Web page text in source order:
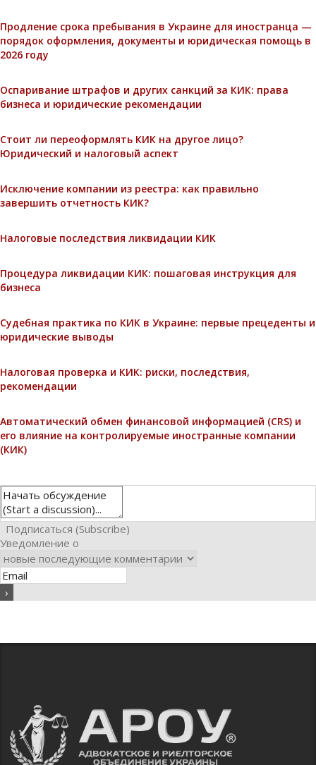
Продление срока пребывания в Украине для иностранца —
порядок оформления, документы и юридическая помощь в
2026 году
Оспаривание штрафов и других санкций за КИК: права
бизнеса и юридические рекомендации
Стоит ли переоформлять КИК на другое лицо?
Юридический и налоговый аспект
Исключение компании из реестра: как правильно
завершить отчетность КИК?
Налоговые последствия ликвидации КИК
Процедура ликвидации КИК: пошаговая инструкция для
бизнеса
Судебная практика по КИК в Украине: первые прецеденты и
юридические выводы
Налоговая проверка и КИК: риски, последствия,
рекомендации
Автоматический обмен финансовой информацией (CRS) и
его влияние на контролируемые иностранные компании
(КИК)
Подписаться (Subscribe)
Уведомление о